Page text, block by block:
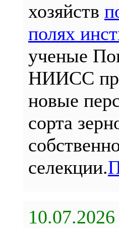
хозяйств
полях
ученые
НИИСС
новые
сорта
селекции.
10.07.2026